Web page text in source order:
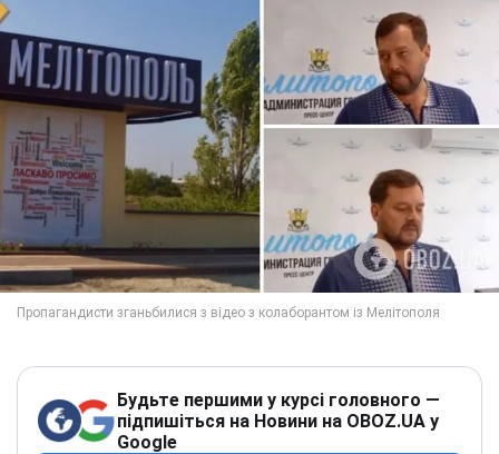
Будьте першими у курсі головного —
підпишіться на Новини на OBOZ.UA у
Google